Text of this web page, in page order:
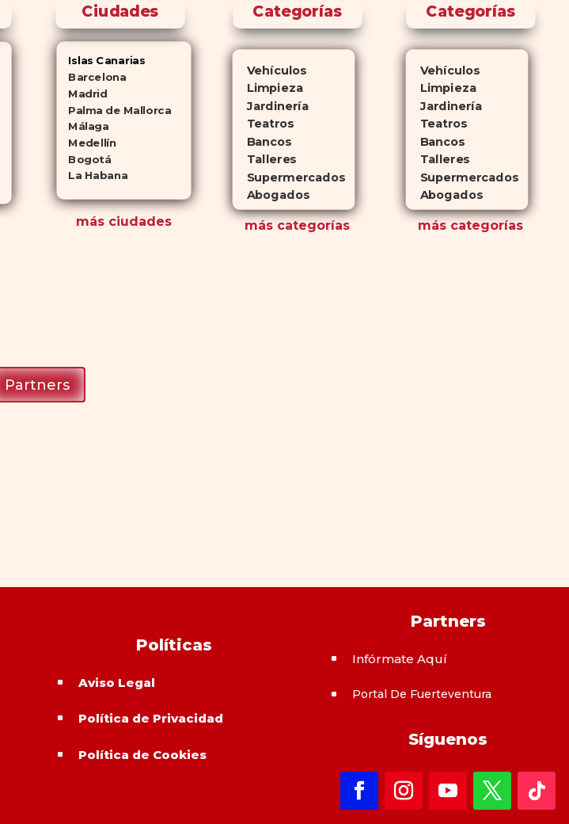
Ciudades
Islas Canarias
Barcelona
Madrid
Palma de Mallorca
Málaga
Medellín
Bogotá
La Habana
más ciudades
Categorías
Vehículos
Limpieza
Jardinería
Teatros
Bancos
Talleres
Supermercados
Abogados
más categorías
Categorías
Vehículos
Limpieza
Jardinería
Teatros
Bancos
Talleres
Supermercados
Abogados
más categorías
Partners
Políticas
^ Aviso Legal
^ Política de Privacidad
^ Política de Cookies
Partners
^ Infórmate Aquí
^ Portal De Fuerteventura
Síguenos